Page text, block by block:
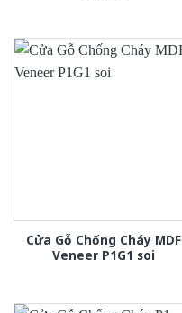
Cửa Gỗ Chống Cháy MDF
Veneer P1G1 soi